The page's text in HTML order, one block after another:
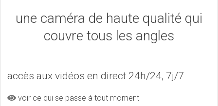
une caméra de haute qualité qui
couvre tous les angles
accès aux vidéos en direct 24h/24, 7j/7
voir ce qui se passe à tout moment